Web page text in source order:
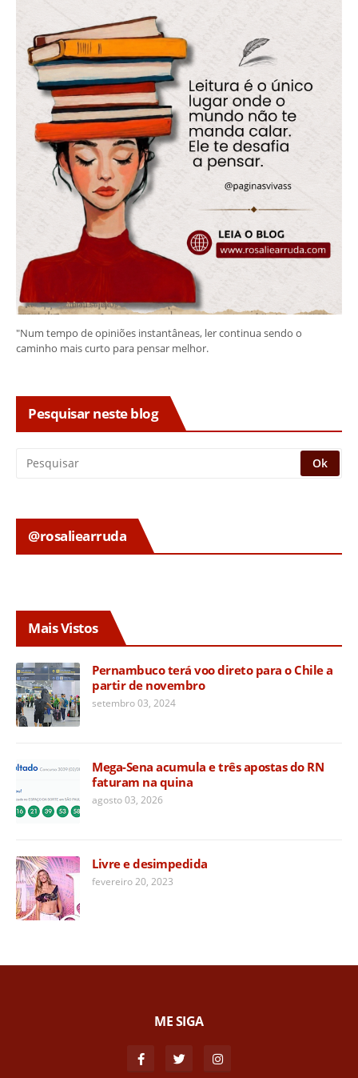
"Num tempo de opiniões instantâneas, ler continua sendo o
caminho mais curto para pensar melhor.
Pesquisar neste blog
@rosaliearruda
Mais Vistos
Pernambuco terá voo direto para o Chile a
partir de novembro
setembro 03, 2024
Mega-Sena acumula e três apostas do RN
faturam na quina
agosto 03, 2026
Livre e desimpedida
fevereiro 20, 2023
ME SIGA